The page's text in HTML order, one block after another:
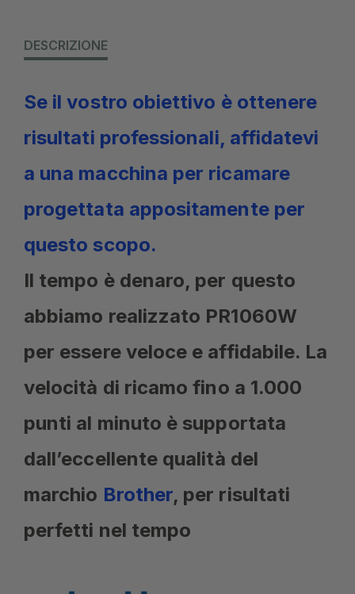
DESCRIZIONE
Se il vostro obiettivo è ottenere
risultati professionali, affidatevi
a una macchina per ricamare
progettata appositamente per
questo scopo.
Il tempo è denaro, per questo
abbiamo realizzato PR1060W
per essere veloce e affidabile. La
velocità di ricamo fino a 1.000
punti al minuto è supportata
dall’eccellente qualità del
marchio Brother, per risultati
perfetti nel tempo